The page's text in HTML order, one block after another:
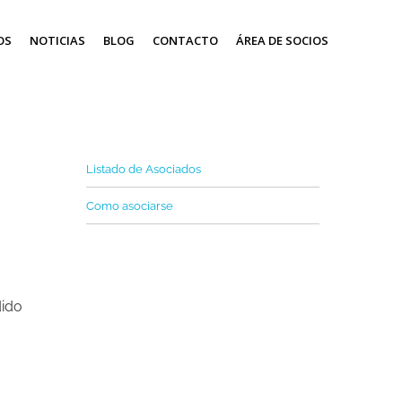
NOTICIAS BLOG CONTACTO ÁREA DE SOCIOS
Listado de Asociados
Como asociarse